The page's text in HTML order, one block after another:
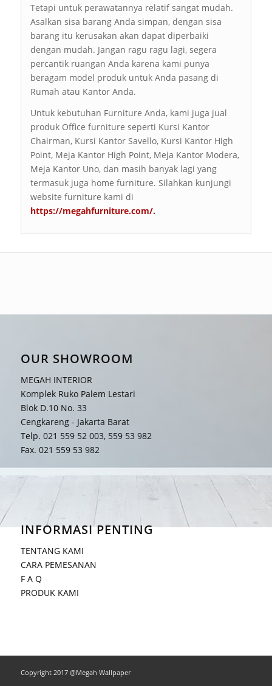
Tetapi untuk perawatannya relatif sangat mudah.
Asalkan sisa barang Anda simpan, dengan sisa
barang itu kerusakan akan dapat diperbaiki
dengan mudah. Jangan ragu ragu lagi, segera
percantik ruangan Anda karena kami punya
beragam model produk untuk Anda pasang di
Rumah atau Kantor Anda.
Untuk kebutuhan Furniture Anda, kami juga jual
produk Office furniture seperti Kursi Kantor
Chairman, Kursi Kantor Savello, Kursi Kantor High
Point, Meja Kantor High Point, Meja Kantor Modera,
Meja Kantor Uno, dan masih banyak lagi yang
termasuk juga home furniture. Silahkan kunjungi
website furniture kami di
https://megahfurniture.com/.
OUR SHOWROOM
MEGAH INTERIOR
Komplek Ruko Palem Lestari
Blok D.10 No. 33
Cengkareng - Jakarta Barat
Telp. 021 559 52 003, 559 53 982
Fax. 021 559 53 982
INFORMASI PENTING
TENTANG KAMI
CARA PEMESANAN
F A Q
PRODUK KAMI
Copyright 2017 @Megah Wallpaper